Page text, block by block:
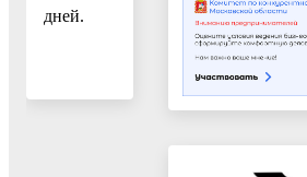
дней.